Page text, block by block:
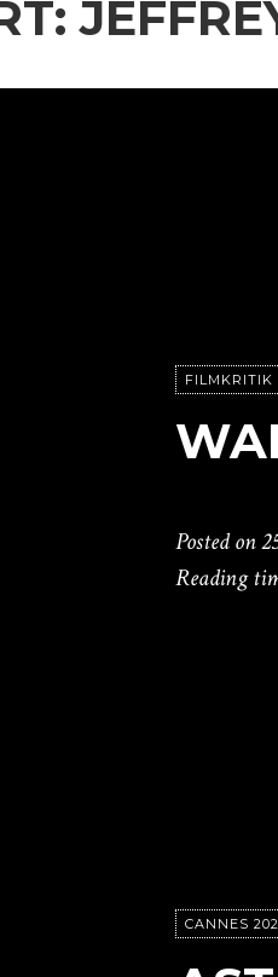
FILMKRITIK
Posted on
Reading
CANNES